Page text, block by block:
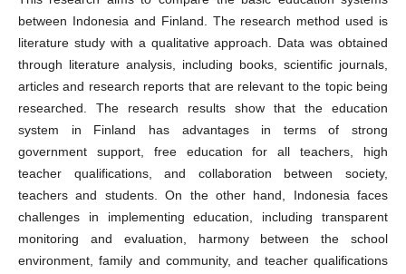
between Indonesia and Finland. The research method used is
literature study with a qualitative approach. Data was obtained
through literature analysis, including books, scientific journals,
articles and research reports that are relevant to the topic being
researched. The research results show that the education
system in Finland has advantages in terms of strong
government support, free education for all teachers, high
teacher qualifications, and collaboration between society,
teachers and students. On the other hand, Indonesia faces
challenges in implementing education, including transparent
monitoring and evaluation, harmony between the school
environment, family and community, and teacher qualifications